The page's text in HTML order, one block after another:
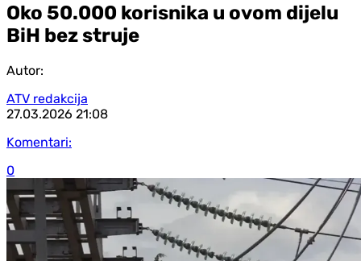
Oko 50.000 korisnika u ovom dijelu
BiH bez struje
Autor:
ATV redakcija
27.03.2026 21:08
Komentari:
0